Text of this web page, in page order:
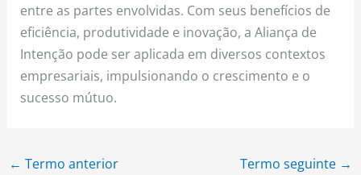
entre as partes envolvidas. Com seus benefícios de
eficiência, produtividade e inovação, a Aliança de
Intenção pode ser aplicada em diversos contextos
empresariais, impulsionando o crescimento e o
sucesso mútuo.
← Termo anterior Termo seguinte →